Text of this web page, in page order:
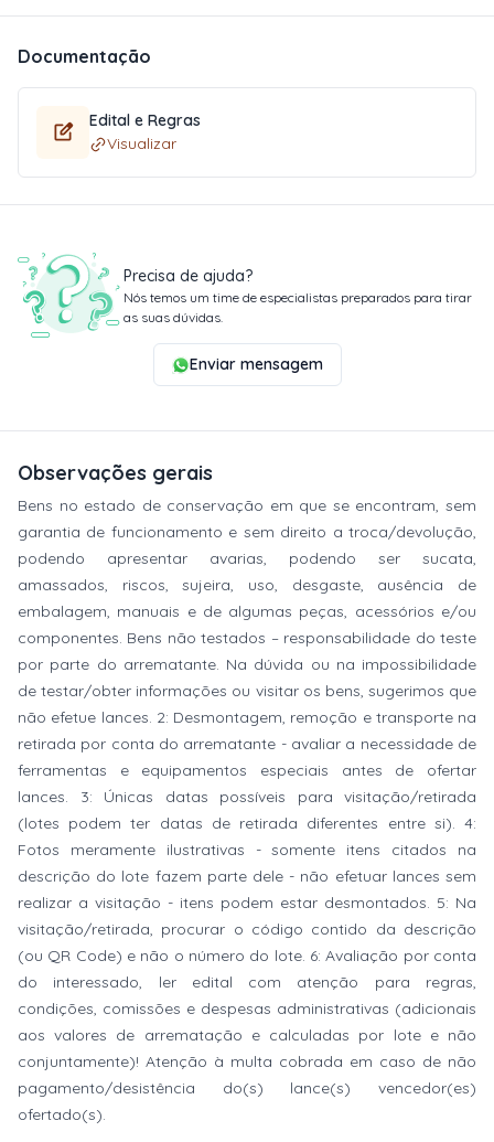
Documentação
Edital e Regras
Visualizar
Precisa de ajuda?
Nós temos um time de especialistas preparados para tirar
as suas dúvidas.
Enviar mensagem
Observações gerais
Bens no estado de conservação em que se encontram, sem
garantia de funcionamento e sem direito a troca/devolução,
podendo apresentar avarias, podendo ser sucata,
amassados, riscos, sujeira, uso, desgaste, ausência de
embalagem, manuais e de algumas peças, acessórios e/ou
componentes. Bens não testados – responsabilidade do teste
por parte do arrematante. Na dúvida ou na impossibilidade
de testar/obter informações ou visitar os bens, sugerimos que
não efetue lances. 2: Desmontagem, remoção e transporte na
retirada por conta do arrematante - avaliar a necessidade de
ferramentas e equipamentos especiais antes de ofertar
lances. 3: Únicas datas possíveis para visitação/retirada
(lotes podem ter datas de retirada diferentes entre si). 4:
Fotos meramente ilustrativas - somente itens citados na
descrição do lote fazem parte dele - não efetuar lances sem
realizar a visitação - itens podem estar desmontados. 5: Na
visitação/retirada, procurar o código contido da descrição
(ou QR Code) e não o número do lote. 6: Avaliação por conta
do interessado, ler edital com atenção para regras,
condições, comissões e despesas administrativas (adicionais
aos valores de arrematação e calculadas por lote e não
conjuntamente)! Atenção à multa cobrada em caso de não
pagamento/desistência do(s) lance(s) vencedor(es)
ofertado(s).